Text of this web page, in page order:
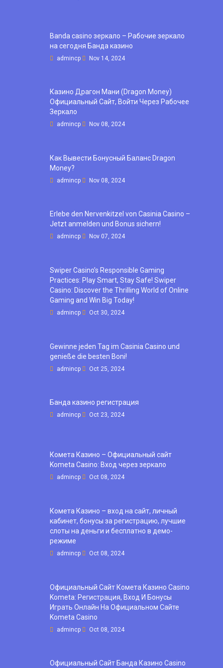
Banda casino зеркало – Рабочие зеркало
на сегодня Банда казино
admincp Nov 14, 2024
Казино Драгон Мани (Dragon Money)
Официальный Сайт, Войти Через Рабочее
Зеркало
admincp Nov 08, 2024
Как Вывести Бонусный Баланс Dragon
Money?
admincp Nov 08, 2024
Erlebe den Nervenkitzel von Casinia Casino –
Jetzt anmelden und Bonus sichern!
admincp Nov 07, 2024
Swiper Casino’s Responsible Gaming
Practices: Play Smart, Stay Safe! Swiper
Casino: Discover the Thrilling World of Online
Gaming and Win Big Today!
admincp Oct 30, 2024
Gewinne jeden Tag im Casinia Casino und
genieße die besten Boni!
admincp Oct 25, 2024
Банда казино регистрация
admincp Oct 23, 2024
Комета Казино – Официальный сайт
Kometa Casino: Вход через зеркало
admincp Oct 08, 2024
Комета Казино – вход на сайт, личный
кабинет, бонусы за регистрацию, лучшие
слоты на деньги и бесплатно в демо-
режиме
admincp Oct 08, 2024
Официальный Сайт Комета Казино Casino
Kometa: Регистрация, Вход И Бонусы ️
Играть Онлайн На Официальном Сайте
Kometa Casino
admincp Oct 08, 2024
Официальный Сайт Банда Казино Casino